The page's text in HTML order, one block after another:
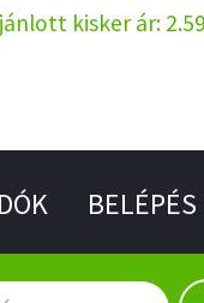
kisker ár:
BELÉPÉS